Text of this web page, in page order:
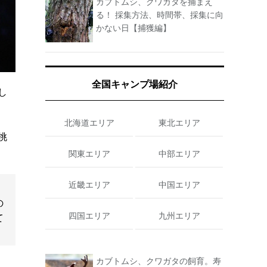
る！ 採集方法、時間帯、採集に向
かない日【捕獲編】
全国キャンプ場紹介
北海道エリア 東北エリア
関東エリア 中部エリア
近畿エリア 中国エリア
四国エリア 九州エリア
カブトムシ、クワガタの飼育。寿